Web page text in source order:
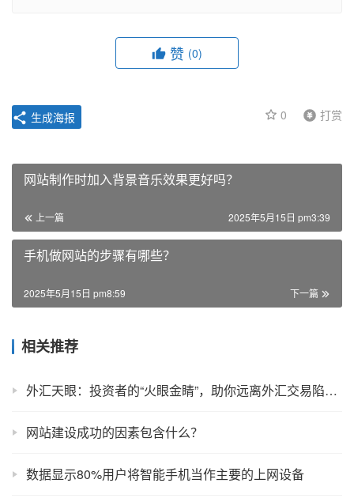
赞 (0)
0 打赏
生成海报
网站制作时加入背景音乐效果更好吗？
上一篇 2025年5月15日 pm3:39
手机做网站的步骤有哪些？
下一篇
2025年5月15日 pm8:59
相关推荐
外汇天眼：投资者的“火眼金睛”，助你远离外汇交易陷阱！
网站建设成功的因素包含什么？
数据显示80%用户将智能手机当作主要的上网设备